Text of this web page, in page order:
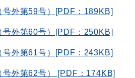
号外第59号）[PDF：189KB]
号外第60号）[PDF：250KB]
号外第61号）[PDF：243KB]
号外第62号） [PDF：174KB]